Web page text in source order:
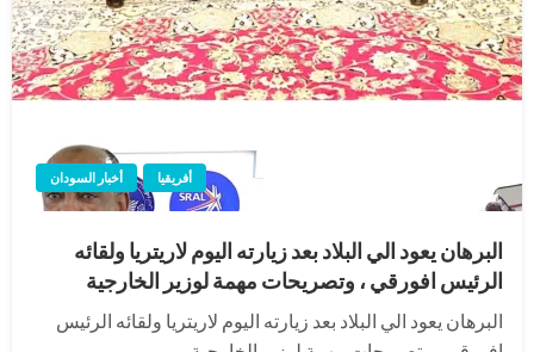
أخبار السودان أفريقيا
البرهان يعود الي البلاد بعد زيارته اليوم لاريتريا ولقائه
الرئيس افورقي ، وتصريحات مهمة لوزير الخارجية
البرهان يعود الي البلاد بعد زيارته اليوم لاريتريا ولقائه الرئيس